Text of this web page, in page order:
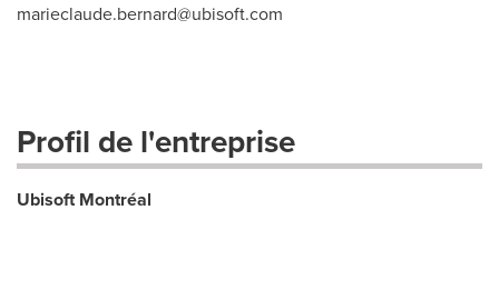
marieclaude.bernard@ubisoft.com
Profil de l'entreprise
Ubisoft Montréal